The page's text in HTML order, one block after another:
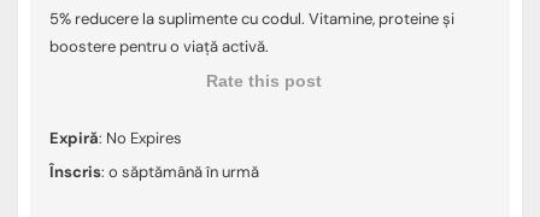
5% reducere la suplimente cu codul. Vitamine, proteine și
boostere pentru o viață activă.
Rate this post
Expiră: No Expires
Înscris: o săptămână în urmă